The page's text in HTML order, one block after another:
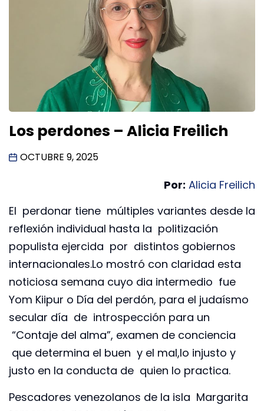
Los perdones – Alicia Freilich
OCTUBRE 9, 2025
Por: Alicia Freilich
El perdonar tiene múltiples variantes desde la
reflexión individual hasta la politización
populista ejercida por distintos gobiernos
internacionales.Lo mostró con claridad esta
noticiosa semana cuyo dia intermedio fue
Yom Kiipur o Día del perdón, para el judaísmo
secular día de introspección para un
“Contaje del alma”, examen de conciencia
que determina el buen y el mal,lo injusto y
justo en la conducta de quien lo practica.
Pescadores venezolanos de la isla Margarita